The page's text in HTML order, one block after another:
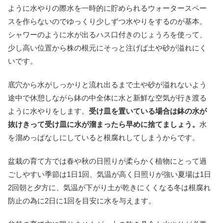
ように水やりの際水を一時的に貯められるウォータースペー
スを作らないのでゆっくり少しずつ水やりをするのが基本。
シャワーのように水が出るハス口付きのじょうろを使って、
少し高い位置から株の根元にそっと注げば土や砂が溢れにく
いです。
底穴から水がしっかりと流れ出るまで土や砂が溢れないよう
途中で休憩しながら鉢の中全体に水と新鮮な空気が行き渡る
ように水やりをします。 受け皿を置いている場合は鉢の水が
抜けきって受け皿に水が溜まったら早めに捨てましょう。 水
を溜めっぱなしにしていると根腐れしてしまうからです。
盆栽の育て方では春や秋の日照りが柔らかく植物にとって過
ごしやすい季節は1日1回、気温が高く日照りが強い夏場は1日
2回朝と夕方に、気温が下がり土が乾きにくくなる冬は根腐れ
防止の為に2日に1回を目安に水を与えます。